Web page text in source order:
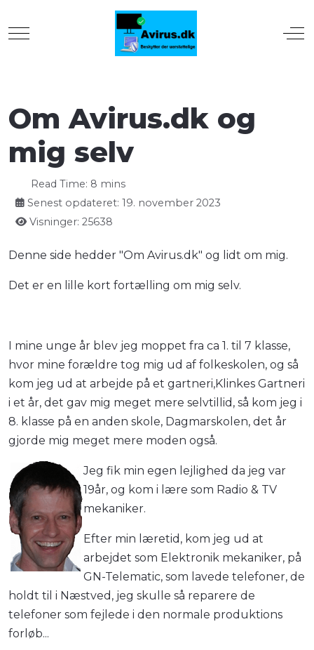
Mobile Menu Toggle
Om Avirus.dk og
mig selv
Read Time: 8 mins
Senest opdateret: 19. november 2023
Visninger: 25638
Denne side hedder "Om Avirus.dk" og lidt om mig.
Det er en lille kort fortælling om mig selv.
I mine unge år blev jeg moppet fra ca 1. til 7 klasse,
hvor mine forældre tog mig ud af folkeskolen, og så
kom jeg ud at arbejde på et gartneri,Klinkes Gartneri
i et år, det gav mig meget mere selvtillid, så kom jeg i
8. klasse på en anden skole, Dagmarskolen, det år
gjorde mig meget mere moden også.
Jeg fik min egen lejlighed da jeg var
19år, og kom i lære som Radio & TV
mekaniker.
Efter min læretid, kom jeg ud at
arbejdet som Elektronik mekaniker, på
GN-Telematic, som lavede telefoner, de
holdt til i Næstved, jeg skulle så reparere de
telefoner som fejlede i den normale produktions
forløb...